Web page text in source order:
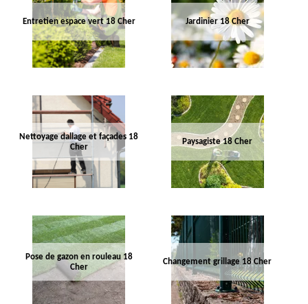
Entretien espace vert 18 Cher Jardinier 18 Cher
Nettoyage dallage et façades 18
Cher
Paysagiste 18 Cher
Pose de gazon en rouleau 18
Cher
Changement grillage 18 Cher